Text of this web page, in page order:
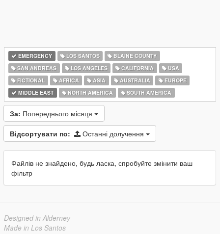
EMERGENCY LOS SANTOS
BLAINE COUNTY
SAN ANDREAS
LOS ANGELES CALIFORNIA
USA
FICTIONAL
AFRICA ASIA AUSTRALIA
EUROPE
MIDDLE EAST
NORTH AMERICA SOUTH AMERICA
За: Попереднього місяця
Відсортувати по: Останні долучення
Файлів не знайдено, будь ласка, спробуйте змінити ваш
фільтр
Designed in Alderney
Made in Los Santos